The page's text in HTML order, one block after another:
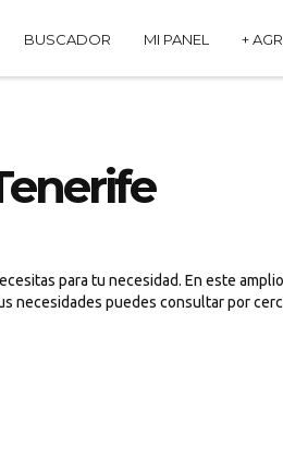
BUSCADOR MI PANEL +
para tu necesidad. En este
necesidades puedes consultar por